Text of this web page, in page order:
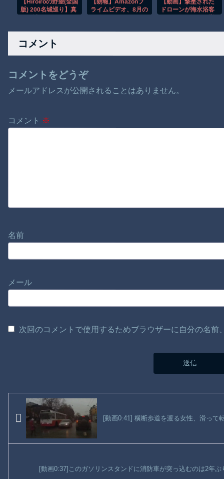
ア」周年広告&動画
が展開中
版) 200名城巡り】真 ライムビデオ、8月の
越えへ
ドローンが海水浴客
コメント
コメントをどうぞ
メールアドレスが公開されることはありません。
コメント ※
名前
メール
次回のコメントで使用するためブラウザーに自分の名
[動画0:41] 横断歩道を渡る女性、滑って
[動画0:37]このガソリンスタンドに消防車が突っ込むのは2年